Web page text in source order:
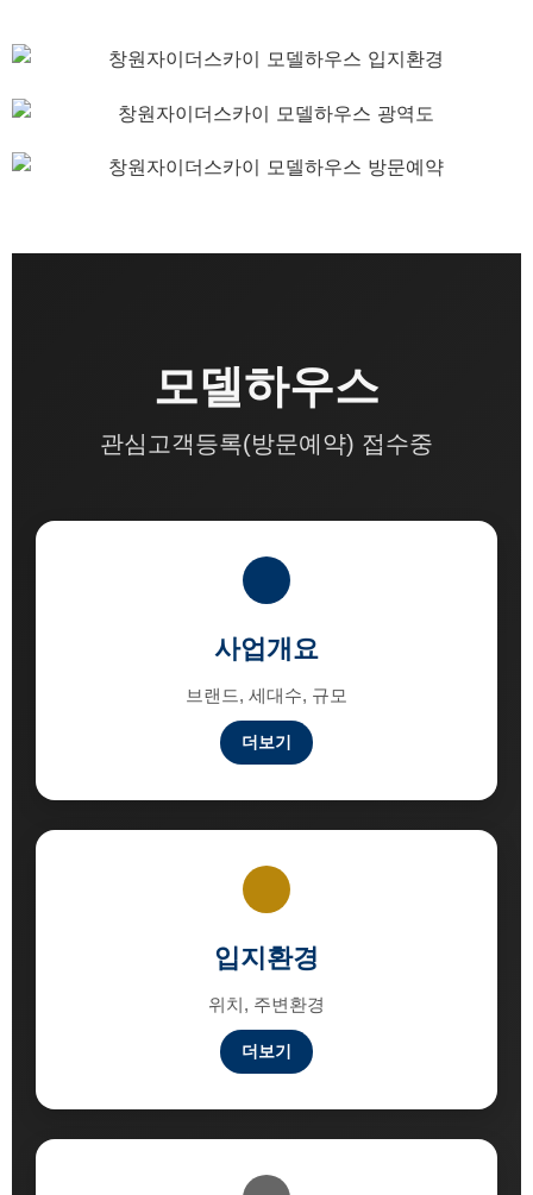
모델하우스
관심고객등록(방문예약) 접수중
사업개요
브랜드, 세대수, 규모
더보기
입지환경
위치, 주변환경
더보기